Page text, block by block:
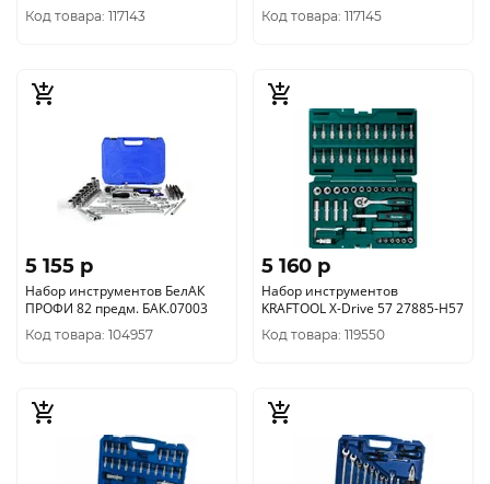
Код товара: 117143 Код товара: 117145
5 155 p
Набор инструментов БелАК
ПРОФИ 82 предм. БАК.07003
Код товара: 104957
5 160 p
Набор инструментов
KRAFTOOL X-Drive 57 27885-H57
Код товара: 119550